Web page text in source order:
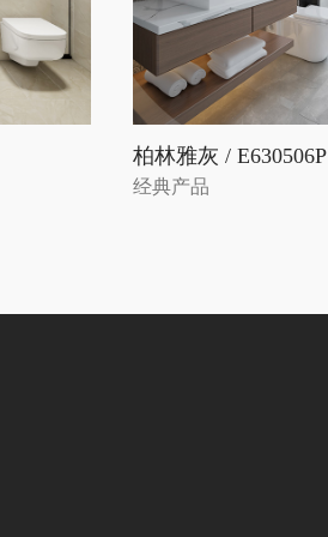
柏林雅灰 / E630506P
经典产品